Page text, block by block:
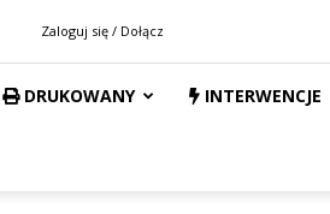
Zaloguj się / Dołącz
DRUKOWANY INTERWENCJE